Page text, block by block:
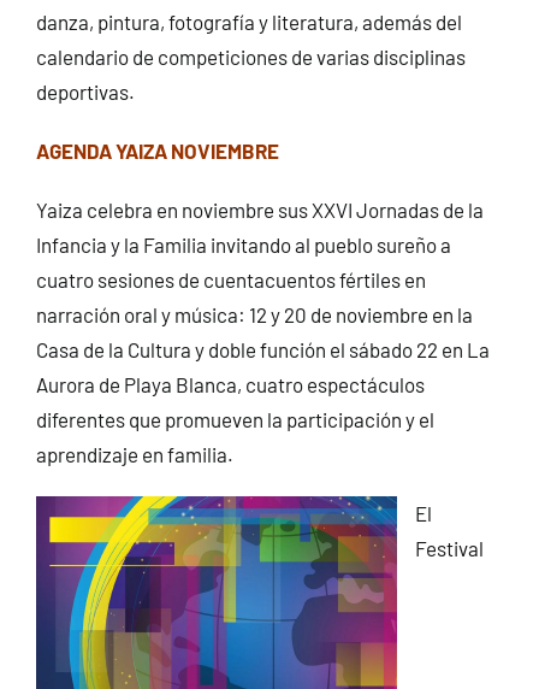
danza, pintura, fotografía y literatura, además del
calendario de competiciones de varias disciplinas
deportivas.
AGENDA YAIZA NOVIEMBRE
Yaiza celebra en noviembre sus XXVI Jornadas de la
Infancia y la Familia invitando al pueblo sureño a
cuatro sesiones de cuentacuentos fértiles en
narración oral y música: 12 y 20 de noviembre en la
Casa de la Cultura y doble función el sábado 22 en La
Aurora de Playa Blanca, cuatro espectáculos
diferentes que promueven la participación y el
aprendizaje en familia.
El
Festival